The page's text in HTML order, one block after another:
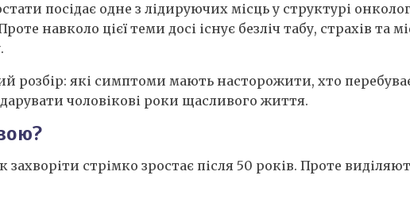
посідає одне з лідируючих місць у структурі
навколо цієї теми досі існує безліч табу, страхів та
розбір: які симптоми мають насторожити, хто
чоловікові роки щасливого життя.
стрімко зростає після 50 років. Проте